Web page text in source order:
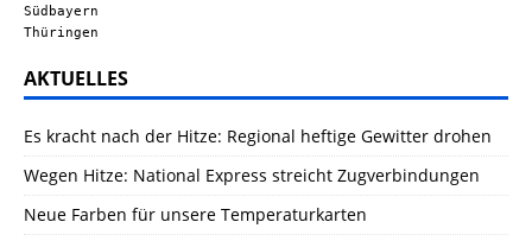
Südbayern
Thüringen
AKTUELLES
Es kracht nach der Hitze: Regional heftige Gewitter drohen
Wegen Hitze: National Express streicht Zugverbindungen
Neue Farben für unsere Temperaturkarten